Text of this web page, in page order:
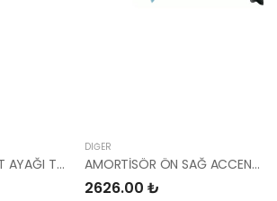
MOTOR KULAĞI ÜST AYAĞI TUCSON / SPORTAGE 16- BENZİN 21825-D7000-HMC
DIĞER
AMORTİSÖR ÖN SAĞ ACCENT 00> 54660-25000-MANDO
2626.00 ₺